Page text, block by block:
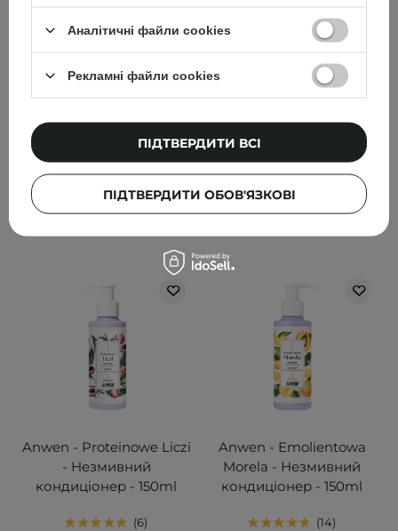
- Регенерувально-
кондиціонер для
17
1 090,00 ГРН
ДОДАТИ ДО КОШИКА
волосся – No. 0 Intensive
Treatment - 155ml
8
1 149,00 ГРН
ДОДАТИ ДО КОШИКА
Anwen - Proteinowe Liczi
- Незмивний
кондиціонер - 150ml
6
Anwen - Emolientowa
Morela - Незмивний
кондиціонер - 150ml
14
Аналітичні файли cookies
Рекламні файли cookies
ПІДТВЕРДИТИ ОБОВ'ЯЗКОВІ
ПІДТВЕРДИТИ ВСІ